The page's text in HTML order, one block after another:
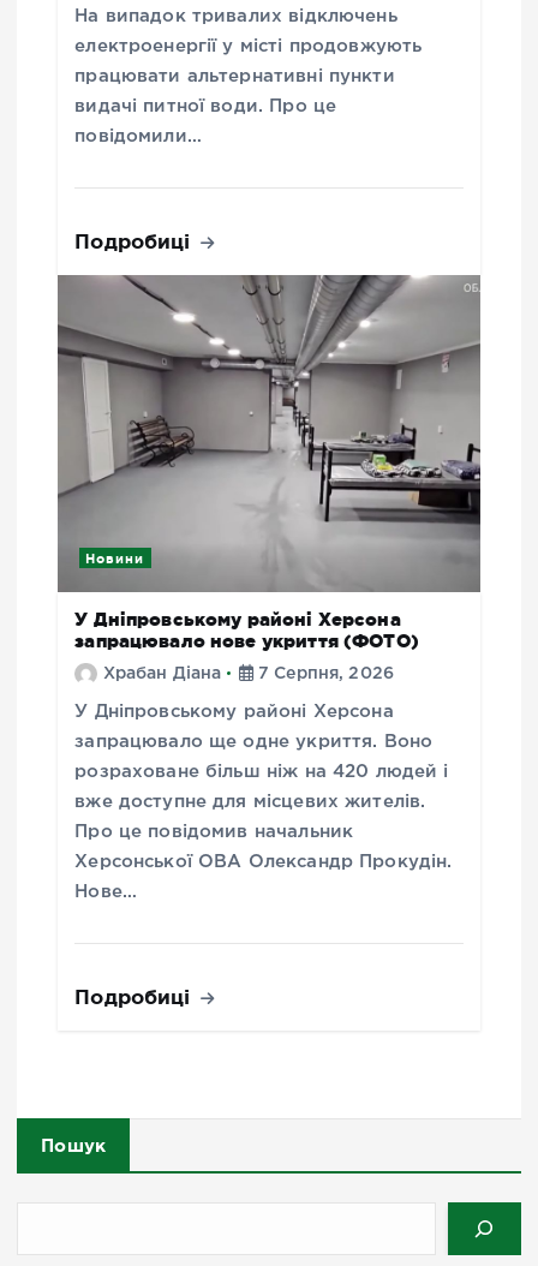
На випадок тривалих відключень
електроенергії у місті продовжують
працювати альтернативні пункти
видачі питної води. Про це
повідомили…
Подробиці
Новини
У Дніпровському районі Херсона
запрацювало нове укриття (ФОТО)
Храбан Діана 7 Серпня, 2026
У Дніпровському районі Херсона
запрацювало ще одне укриття. Воно
розраховане більш ніж на 420 людей і
вже доступне для місцевих жителів.
Про це повідомив начальник
Херсонської ОВА Олександр Прокудін.
Нове…
Подробиці
Пошук